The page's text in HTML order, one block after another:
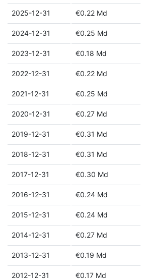
2025-12-31 €0.22 Md
2024-12-31 €0.25 Md
2023-12-31 €0.18 Md
2022-12-31 €0.22 Md
2021-12-31 €0.25 Md
2020-12-31 €0.27 Md
2019-12-31 €0.31 Md
2018-12-31 €0.31 Md
2017-12-31 €0.30 Md
2016-12-31 €0.24 Md
2015-12-31 €0.24 Md
2014-12-31 €0.27 Md
2013-12-31 €0.19 Md
2012-12-31 €0.17 Md